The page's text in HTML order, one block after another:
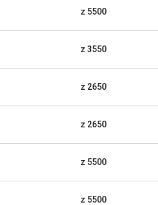
z 5500
z 3550
z 2650
z 2650
z 5500
z 5500